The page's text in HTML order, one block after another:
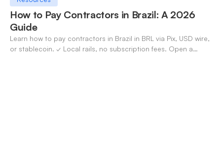
How to Pay Contractors in Brazil: A 2026
Guide
Learn how to pay contractors in Brazil in BRL via Pix, USD wire,
or stablecoin. ✓ Local rails, no subscription fees. Open a